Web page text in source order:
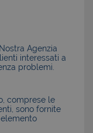
Agenzia
interessati a
problemi.
comprese le
sono fornite